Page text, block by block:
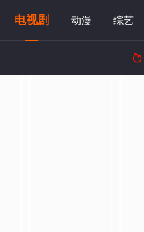
电视剧 动漫 综艺
